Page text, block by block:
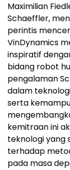
Maximilian
Schaeffler,
perintis
VinDynamics
inspiratif
bidang robot
pengalaman
dalam
serta
kemitraan ini
teknologi yang
terhadap
pada masa